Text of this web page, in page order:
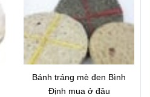
Bánh tráng mè đen Bình
Định mua ở đâu